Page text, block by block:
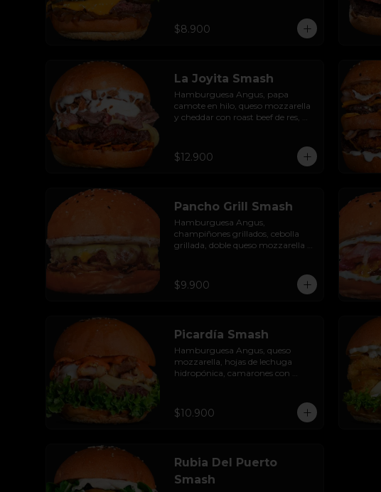
$8.900
La Joyita Smash
Hamburguesa Angus, papa
camote en hilo, queso mozzarella
y cheddar con roast beef de res,
$12.900
Pancho Grill Smash
Hamburguesa Angus,
champiñones grillados, cebolla
grillada, doble queso mozzarella y
$9.900
Picardía Smash
Hamburguesa Angus, queso
mozzarella, hojas de lechuga
hidropónica, camarones con
$10.900
Rubia Del Puerto
Smash